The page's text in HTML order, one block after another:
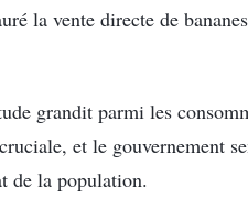
la vente directe de
grandit parmi les
et le gouvernement
de la population.